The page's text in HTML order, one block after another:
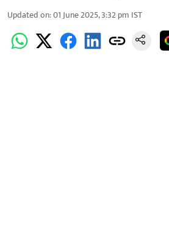
Updated on:01 June 2025, 3:32 pm IST